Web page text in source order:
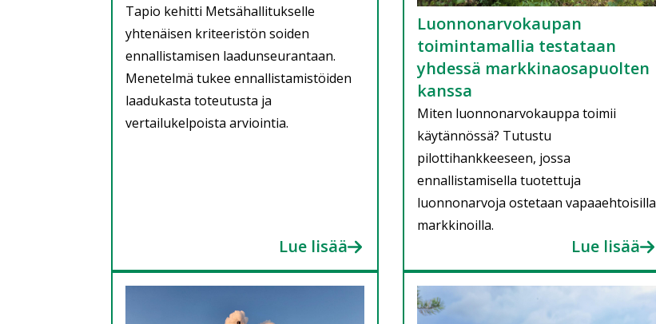
Tapio kehitti Metsähallitukselle
yhtenäisen kriteeristön soiden
ennallistamisen laadunseurantaan.
Menetelmä tukee ennallistamistöiden
laadukasta toteutusta ja
vertailukelpoista arviointia.
Lue lisää
Luonnonarvokaupan
toimintamallia testataan
yhdessä markkinaosapuolten
kanssa
Miten luonnonarvokauppa toimii
käytännössä? Tutustu
pilottihankkeeseen, jossa
ennallistamisella tuotettuja
luonnonarvoja ostetaan vapaaehtoisilla
markkinoilla.
Lue lisää